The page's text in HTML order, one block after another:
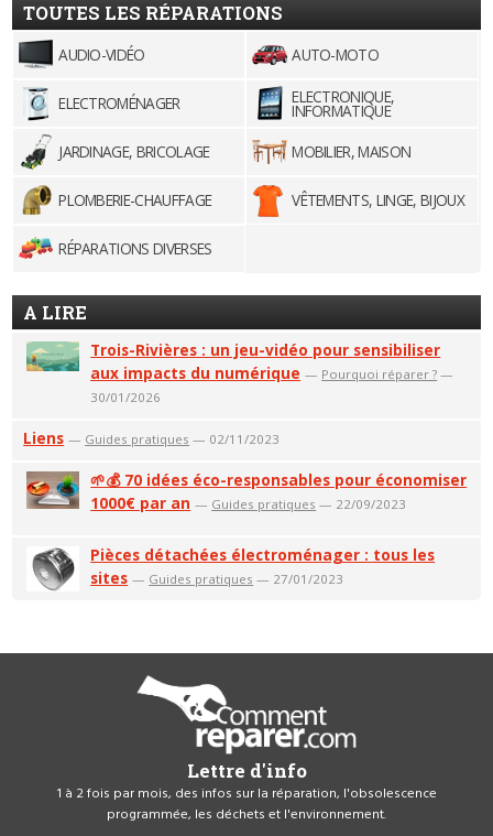
TOUTES LES RÉPARATIONS
AUDIO-VIDÉO AUTO-MOTO
ELECTROMÉNAGER ELECTRONIQUE,
INFORMATIQUE
JARDINAGE, BRICOLAGE
MOBILIER, MAISON
PLOMBERIE-CHAUFFAGE VÊTEMENTS, LINGE, BIJOUX
RÉPARATIONS DIVERSES
A LIRE
Trois-Rivières : un jeu-vidéo pour sensibiliser
aux impacts du numérique — Pourquoi réparer ? —
30/01/2026
Liens — Guides pratiques — 02/11/2023
🌱💰 70 idées éco-responsables pour économiser
1000€ par an — Guides pratiques — 22/09/2023
Pièces détachées électroménager : tous les
sites — Guides pratiques — 27/01/2023
Lettre d'info
1 à 2 fois par mois, des infos sur la réparation, l'obsolescence
programmée, les déchets et l'environnement.